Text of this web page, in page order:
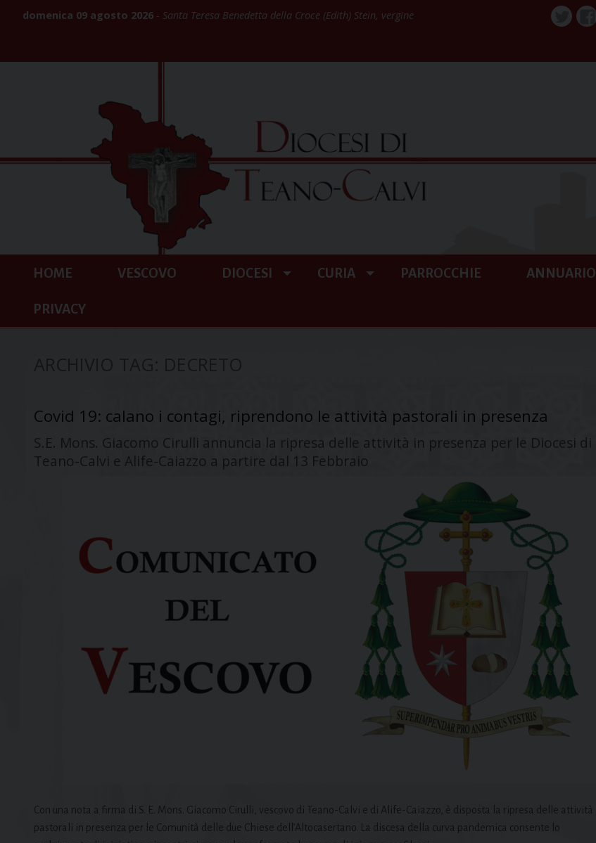
domenica 09 agosto 2026 Santa Teresa Benedetta della Croce (Edith) Stein, vergine
HOME VESCOVO DIOCESI CURIA PARROCCHIE ANNUARIO
PRIVACY
Covid 19: calano i contagi, riprendono le attività pastorali in presenza
S.E. Mons. Giacomo Cirulli annuncia la ripresa delle attività in presenza per le Diocesi di
Teano-Calvi e Alife-Caiazzo a partire dal 13 Febbraio
Con una nota a firma di S. E. Mons. Giacomo Cirulli, vescovo di Teano-Calvi e di Alife-Caiazzo, è disposta la ripresa delle attività
pastorali in presenza per le Comunità delle due Chiese dell’Altocasertano. La discesa della curva pandemica consente lo